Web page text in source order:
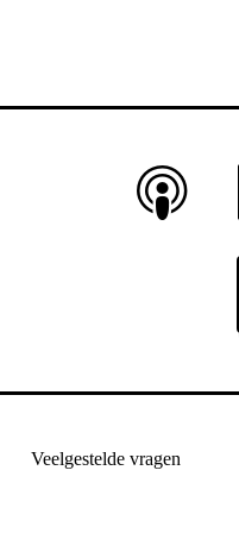
Veelgestelde vragen